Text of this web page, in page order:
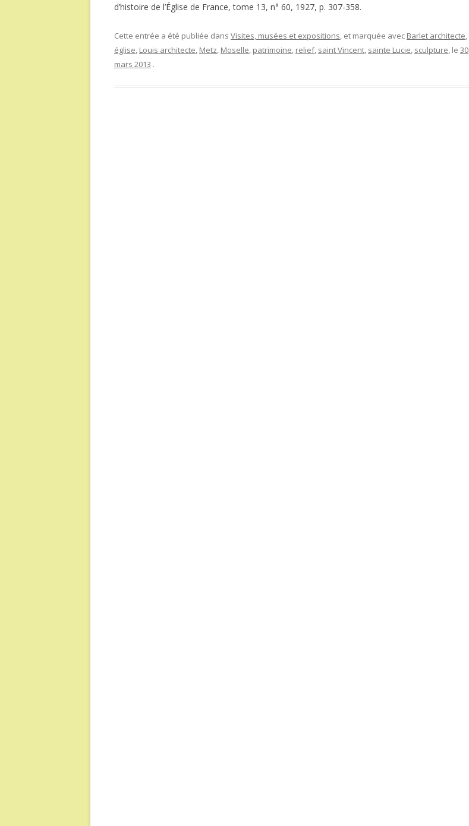
d’histoire de l’Église de France, tome 13, n° 60, 1927, p. 307-358.
Cette entrée a été publiée dans Visites, musées et expositions, et marquée avec Barlet architecte,
église, Louis architecte, Metz, Moselle, patrimoine, relief, saint Vincent, sainte Lucie, sculpture, le 30
mars 2013 .